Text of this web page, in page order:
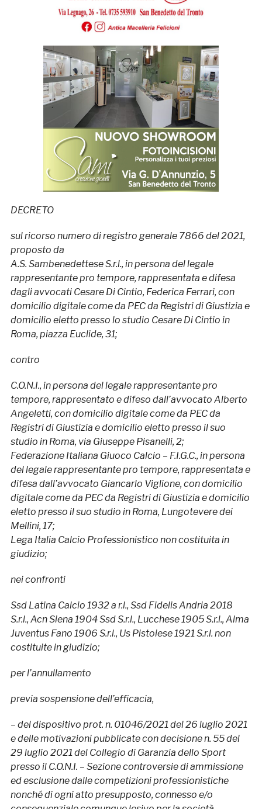
DECRETO
sul ricorso numero di registro generale 7866 del 2021,
proposto da
A.S. Sambenedettese S.r.l., in persona del legale
rappresentante pro tempore, rappresentata e difesa
dagli avvocati Cesare Di Cintio, Federica Ferrari, con
domicilio digitale come da PEC da Registri di Giustizia e
domicilio eletto presso lo studio Cesare Di Cintio in
Roma, piazza Euclide, 31;
contro
C.O.N.I., in persona del legale rappresentante pro
tempore, rappresentato e difeso dall’avvocato Alberto
Angeletti, con domicilio digitale come da PEC da
Registri di Giustizia e domicilio eletto presso il suo
studio in Roma, via Giuseppe Pisanelli, 2;
Federazione Italiana Giuoco Calcio – F.I.G.C., in persona
del legale rappresentante pro tempore, rappresentata e
difesa dall’avvocato Giancarlo Viglione, con domicilio
digitale come da PEC da Registri di Giustizia e domicilio
eletto presso il suo studio in Roma, Lungotevere dei
Mellini, 17;
Lega Italia Calcio Professionistico non costituita in
giudizio;
nei confronti
Ssd Latina Calcio 1932 a r.l., Ssd Fidelis Andria 2018
S.r.l., Acn Siena 1904 Ssd S.r.l., Lucchese 1905 S.r.l., Alma
Juventus Fano 1906 S.r.l., Us Pistoiese 1921 S.r.l. non
costituite in giudizio;
per l’annullamento
previa sospensione dell’efficacia,
– del dispositivo prot. n. 01046/2021 del 26 luglio 2021
e delle motivazioni pubblicate con decisione n. 55 del
29 luglio 2021 del Collegio di Garanzia dello Sport
presso il C.O.N.I. – Sezione controversie di ammissione
ed esclusione dalle competizioni professionistiche
nonché di ogni atto presupposto, connesso e/o